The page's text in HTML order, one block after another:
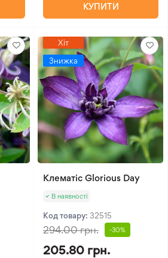
КУПИТИ
Хіт
Знижка
Клематіс Glorious Day
В наявності
Код товару: 32515
294.00 грн. -30%
205.80 грн.